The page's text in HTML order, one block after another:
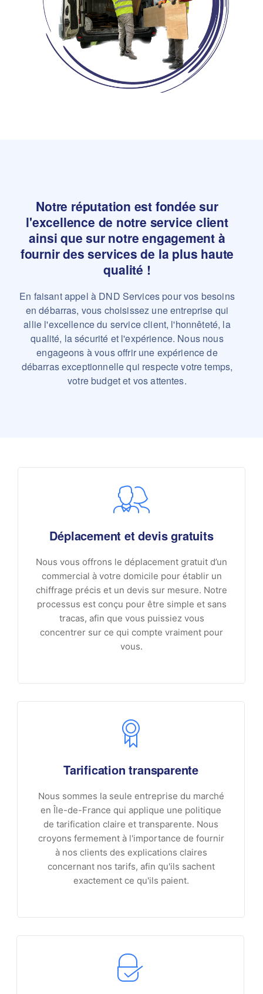
Notre réputation est fondée sur
l'excellence de notre service client
ainsi que sur notre engagement à
fournir des services de la plus haute
qualité !
En faisant appel à DND Services pour vos besoins
en débarras, vous choisissez une entreprise qui
allie l'excellence du service client, l'honnêteté, la
qualité, la sécurité et l'expérience. Nous nous
engageons à vous offrir une expérience de
débarras exceptionnelle qui respecte votre temps,
votre budget et vos attentes.
Déplacement et devis gratuits
Nous vous offrons le déplacement gratuit d’un
commercial à votre domicile pour établir un
chiffrage précis et un devis sur mesure. Notre
processus est conçu pour être simple et sans
tracas, afin que vous puissiez vous
concentrer sur ce qui compte vraiment pour
vous.
Tarification transparente
Nous sommes la seule entreprise du marché
en Île-de-France qui applique une politique
de tarification claire et transparente. Nous
croyons fermement à l'importance de fournir
à nos clients des explications claires
concernant nos tarifs, afin qu'ils sachent
exactement ce qu'ils paient.